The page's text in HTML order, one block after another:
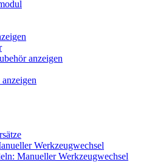
anzeigen
Werkzeugwechsel
Manueller Werkzeugwechsel